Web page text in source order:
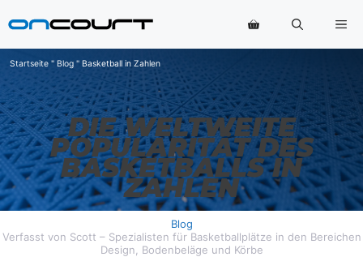
Inhalt
Startseite " Blog " Basketball in Zahlen
DIE WELTWEITE
POPULARITÄT DES
BASKETBALLS IN
ZAHLEN
Blog
Verfasst von Scott – Spezialisten für Basketballplätze in den Bereichen
Design, Bodenbeläge und Körbe